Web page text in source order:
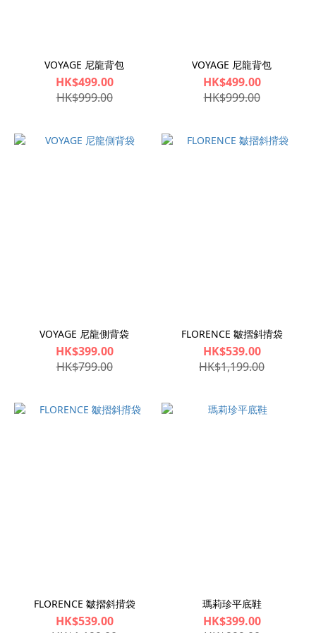
VOYAGE 尼龍背包
HK$499.00
HK$999.00
VOYAGE 尼龍背包
HK$499.00
HK$999.00
VOYAGE 尼龍側背袋
HK$399.00
HK$799.00
FLORENCE 皺摺斜揹袋
HK$539.00
HK$1,199.00
FLORENCE 皺摺斜揹袋
HK$539.00
瑪莉珍平底鞋
HK$399.00